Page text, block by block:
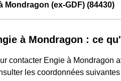
Mondragon (ex-GDF) (84430)
à Mondragon : ce
contacter Engie à Mondragon
les coordonnées suivantes